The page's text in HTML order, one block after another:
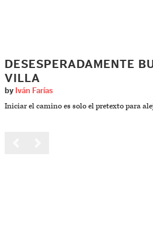
DESESPERADAMENTE
VILLA
by Iván Farías
Iniciar el camino es solo el pretexto para